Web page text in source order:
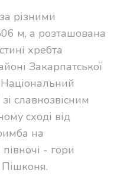
різними
м, а розташована
хребта
Закарпатської
славнозвісним
сході від
на
- гори